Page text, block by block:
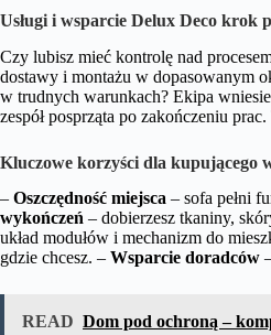
Usługi i wsparcie Delux Deco krok
Czy lubisz mieć kontrolę nad
dostawy i montażu w dopasowanym
w trudnych warunkach? Ekipa
zespół posprząta po zakończeniu
Kluczowe korzyści dla kupującego
– Oszczędność miejsca – sofa pełni
wykończeń – dobierzesz tkaniny,
układ modułów i mechanizm do
gdzie chcesz. – Wsparcie doradców
READ Dom pod ochroną –